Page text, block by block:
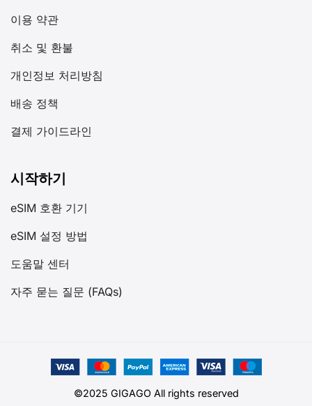
이용 약관
취소 및 환불
개인정보 처리방침
배송 정책
결제 가이드라인
시작하기
eSIM 호환 기기
eSIM 설정 방법
도움말 센터
자주 묻는 질문 (FAQs)
©2025 GIGAGO All rights reserved